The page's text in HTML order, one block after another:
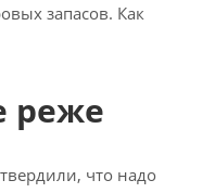
запасов. Как
реже
что надо